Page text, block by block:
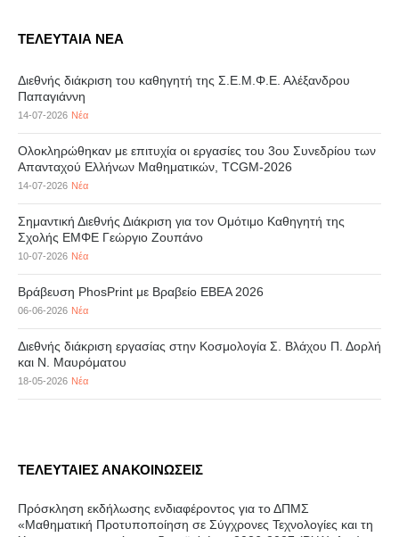
ΤΕΛΕΥΤΑΙΑ ΝΕΑ
Διεθνής διάκριση του καθηγητή της Σ.Ε.Μ.Φ.Ε. Αλέξανδρου
Παπαγιάννη
14-07-2026 Νέα
Ολοκληρώθηκαν με επιτυχία οι εργασίες του 3ου Συνεδρίου των
Απανταχού Ελλήνων Μαθηματικών, TCGM-2026
14-07-2026 Νέα
Σημαντική Διεθνής Διάκριση για τον Ομότιμο Καθηγητή της
Σχολής ΕΜΦΕ Γεώργιο Ζουπάνο
10-07-2026 Νέα
Βράβευση PhosPrint με Βραβείο ΕΒΕΑ 2026
06-06-2026 Νέα
Διεθνής διάκριση εργασίας στην Κοσμολογία Σ. Βλάχου Π. Δορλή
και Ν. Μαυρόματου
18-05-2026 Νέα
ΤΕΛΕΥΤΑΙΕΣ ΑΝΑΚΟΙΝΩΣΕΙΣ
Πρόσκληση εκδήλωσης ενδιαφέροντος για το ΔΠΜΣ
«Μαθηματική Προτυποποίηση σε Σύγχρονες Τεχνολογίες και τη